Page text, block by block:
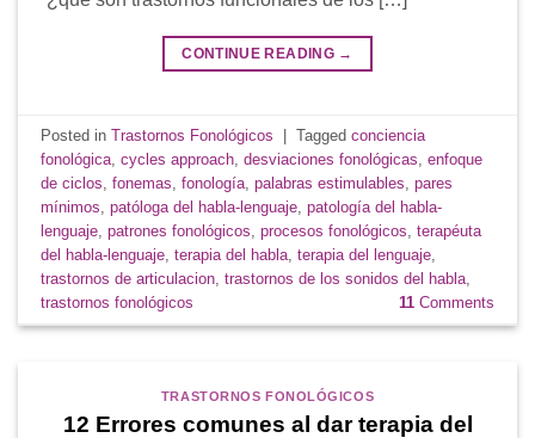
CONTINUE READING →
Posted inTrastornos Fonológicos | Taggedconciencia
fonológica ,cycles approach ,desviaciones fonológicas ,enfoque
de ciclos ,fonemas ,fonología ,palabras estimulables ,pares
mínimos ,patóloga del habla-lenguaje ,patología del habla-
lenguaje ,patrones fonológicos ,procesos fonológicos ,terapéuta
del habla-lenguaje ,terapia del habla ,terapia del lenguaje
trastornos de articulacion ,trastornos de los sonidos del habla
trastornos fonológicos
11Comments
TRASTORNOS FONOLÓGICOS
12 Errores comunes al dar terapia del